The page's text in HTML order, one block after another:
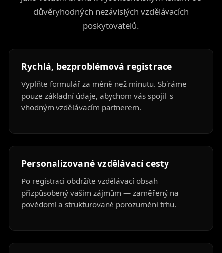
důvěryhodných nezávislých vzdělávacích
poskytovatelů.
Rychlá, bezproblémová registrace
Vyplňte formulář za méně než minutu. Sbíráme
pouze základní údaje, abychom vás spojili s
vhodným vzdělávacím partnerem.
Personalizované vzdělávací cesty
Po registraci obdržíte vzdělávací obsah
přizpůsobený vašim zájmům — zaměřený na
povědomí a strukturované porozumění trhu.